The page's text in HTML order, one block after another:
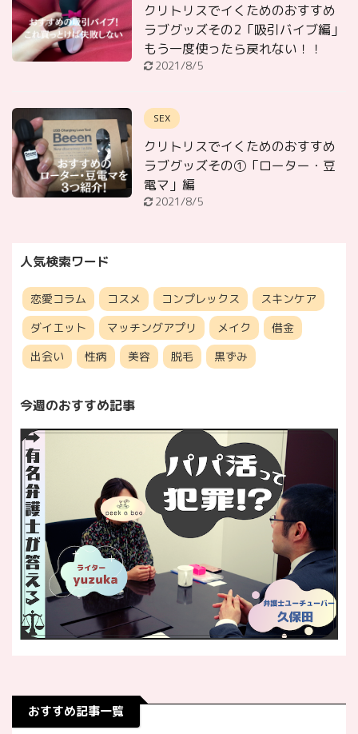
クリトリスでイくためのおすすめ
ラブグッズその2「吸引バイブ編」
もう一度使ったら戻れない！！
2021/8/5
SEX
クリトリスでイくためのおすすめ
ラブグッズその①「ローター・豆
電マ」編
2021/8/5
人気検索ワード
恋愛コラム コスメ コンプレックス
スキンケア
ダイエット
マッチングアプリ メイク
借金
出会い
性病 美容 脱毛 黒ずみ
今週のおすすめ記事
おすすめ記事一覧